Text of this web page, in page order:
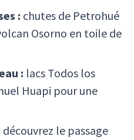
: chutes de Petrohué
Osorno en toile de
: lacs Todos los
Huapi pour une
découvrez le passage